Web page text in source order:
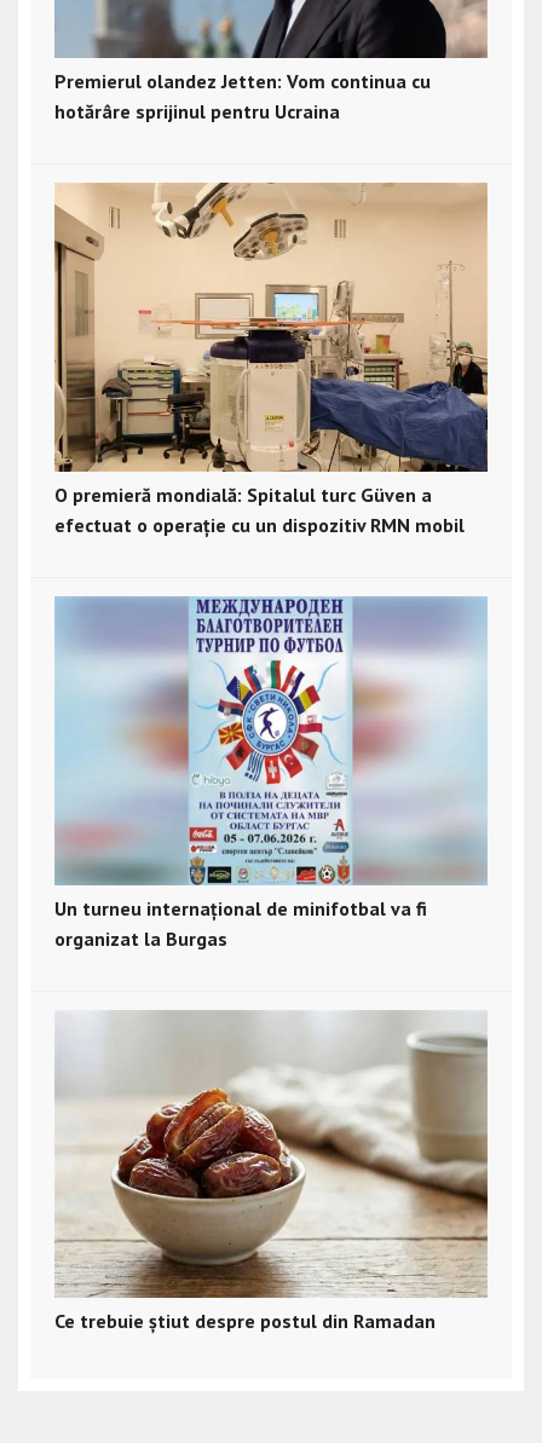
Premierul olandez Jetten: Vom continua cu
hotărâre sprijinul pentru Ucraina
O premieră mondială: Spitalul turc Güven a
efectuat o operație cu un dispozitiv RMN mobil
Un turneu internațional de minifotbal va fi
organizat la Burgas
Ce trebuie știut despre postul din Ramadan